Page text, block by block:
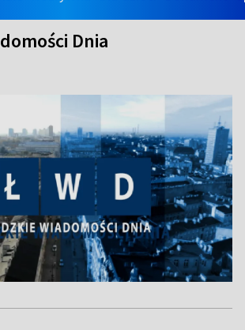
Dnia